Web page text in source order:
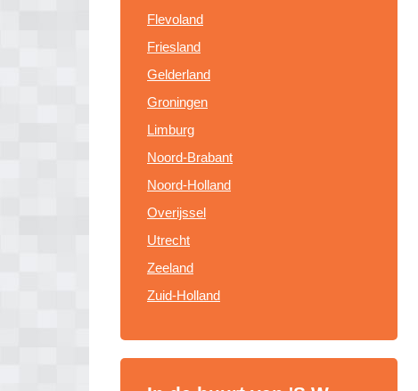
Flevoland
Friesland
Gelderland
Groningen
Limburg
Noord-Brabant
Noord-Holland
Overijssel
Utrecht
Zeeland
Zuid-Holland